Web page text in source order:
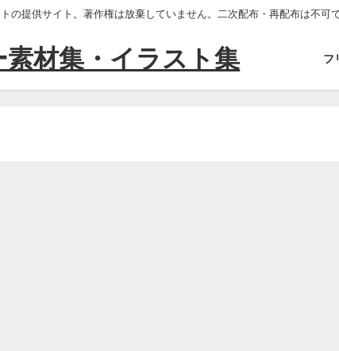
提供サイト。著作権は放棄していません。二次配布・再配布は不可
材集・イラスト集 フ